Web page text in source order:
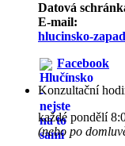
Datová
E-mail:
hlucinsko-
Facebook
Konzultační
každé pondělí
(nebo po